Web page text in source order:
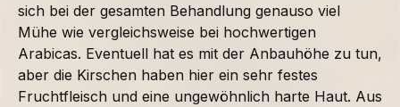
sich bei der gesamten Behandlung genauso viel
Mühe wie vergleichsweise bei hochwertigen
Arabicas. Eventuell hat es mit der Anbauhöhe zu tun,
aber die Kirschen haben hier ein sehr festes
Fruchtfleisch und eine ungewöhnlich harte Haut. Aus